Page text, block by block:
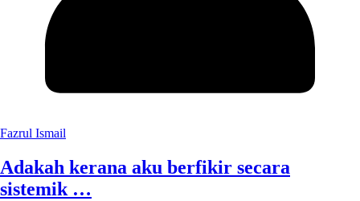
Fazrul Ismail
Adakah kerana aku berfikir secara
sistemik …